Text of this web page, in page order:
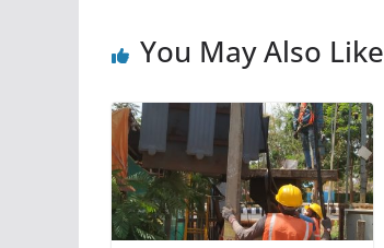
You May Also Like